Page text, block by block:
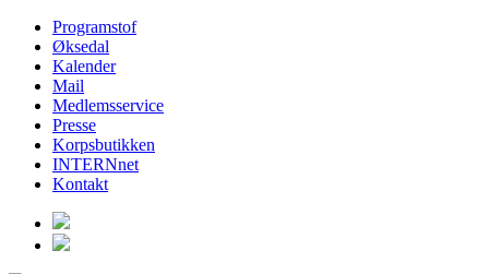
Programstof
Øksedal
Kalender
Mail
Medlemsservice
Presse
Korpsbutikken
INTERNnet
Kontakt